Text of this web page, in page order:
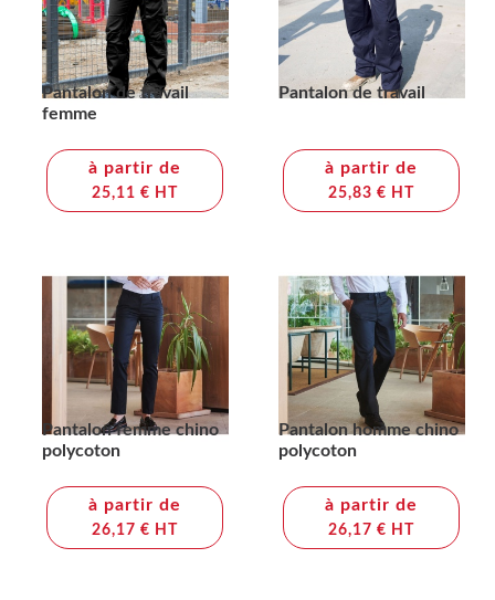
Pantalon de travail
femme
à partir de
25,11 € HT
Pantalon de travail
à partir de
25,83 € HT
Pantalon femme chino
polycoton
à partir de
26,17 € HT
Pantalon homme chino
polycoton
à partir de
26,17 € HT